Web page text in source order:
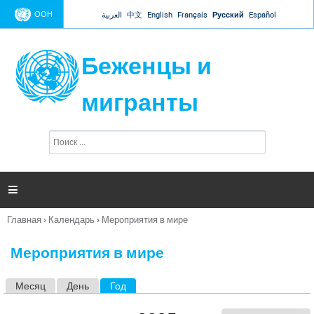
Jump to navigation
ООН العربية 中文 English Français Русский Español
Беженцы и
мигранты
п
и

Вы
Главная › Календарь › Мероприятия в мире
Мероприятия в мире
Месяц День Год